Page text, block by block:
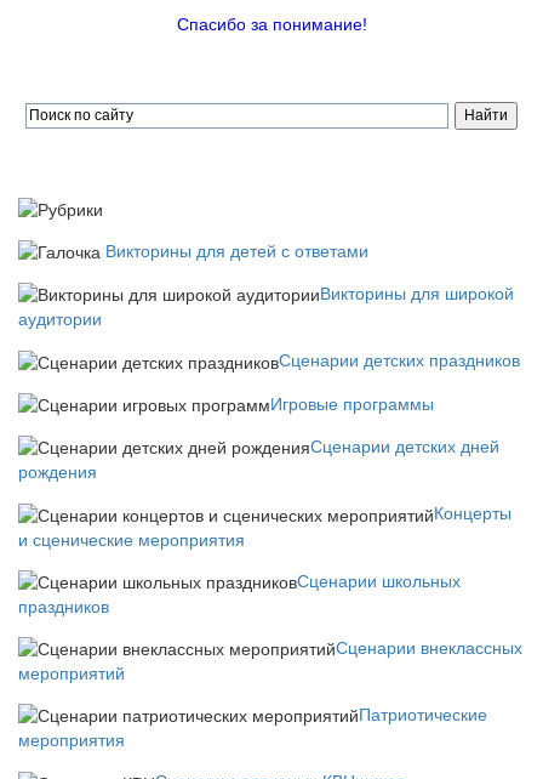
Спасибо за понимание!
Викторины для детей с ответами
Викторины для широкой
аудитории
Сценарии детских праздников
Игровые программы
Сценарии детских дней
рождения
Концерты
и сценические мероприятия
Сценарии школьных
праздников
Сценарии внеклассных
мероприятий
Патриотические
мероприятия